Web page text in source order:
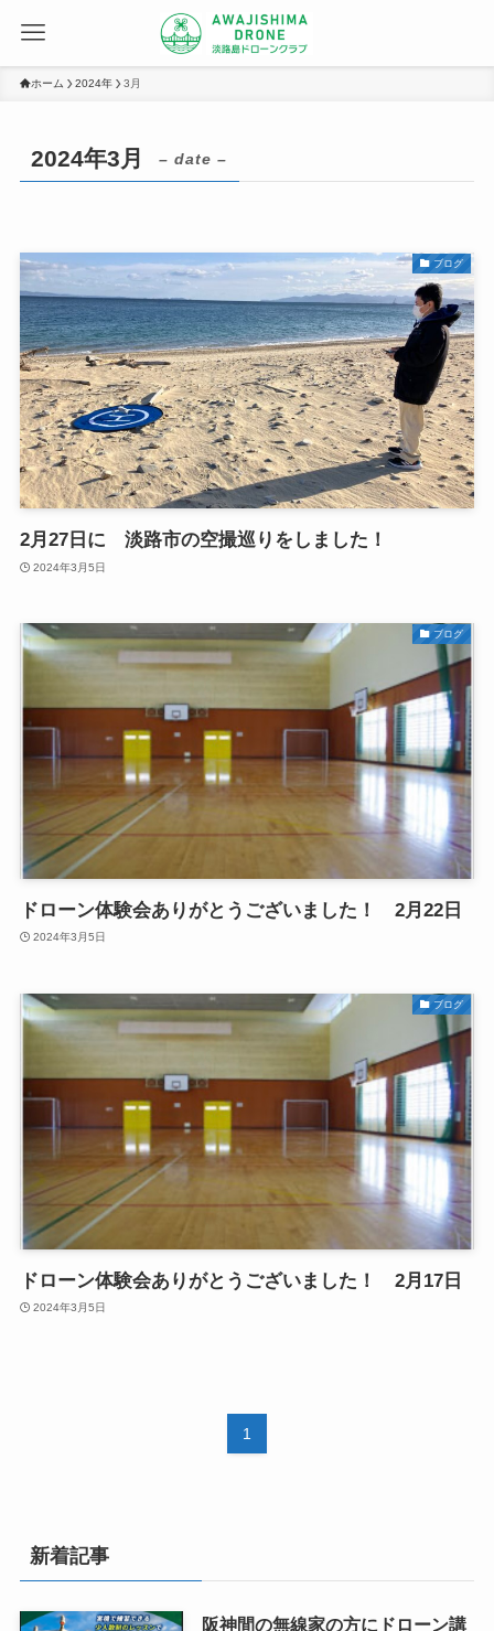
ホーム 2024年 3月
2024年3月 – date –
ブログ
2月27日に 淡路市の空撮巡りをしました！
2024年3月5日
ブログ
ドローン体験会ありがとうございました！ 2月22日
2024年3月5日
ブログ
ドローン体験会ありがとうございました！ 2月17日
2024年3月5日
1
新着記事
阪神間の無線家の方にドローン講